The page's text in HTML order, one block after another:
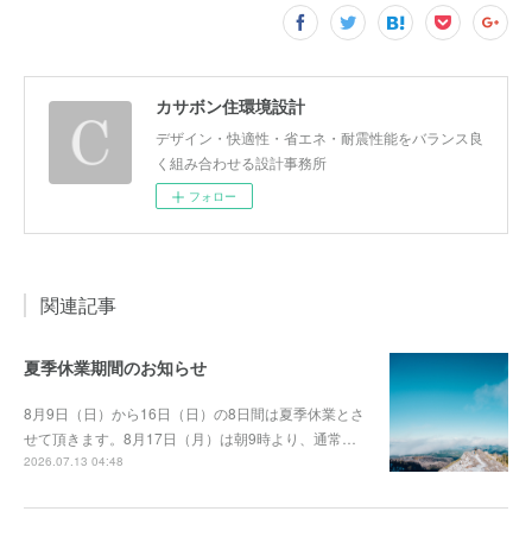
カサボン住環境設計
デザイン・快適性・省エネ・耐震性能をバランス良
く組み合わせる設計事務所
フォロー
関連記事
夏季休業期間のお知らせ
8月9日（日）から16日（日）の8日間は夏季休業とさ
せて頂きます。8月17日（月）は朝9時より、通常…
2026.07.13 04:48